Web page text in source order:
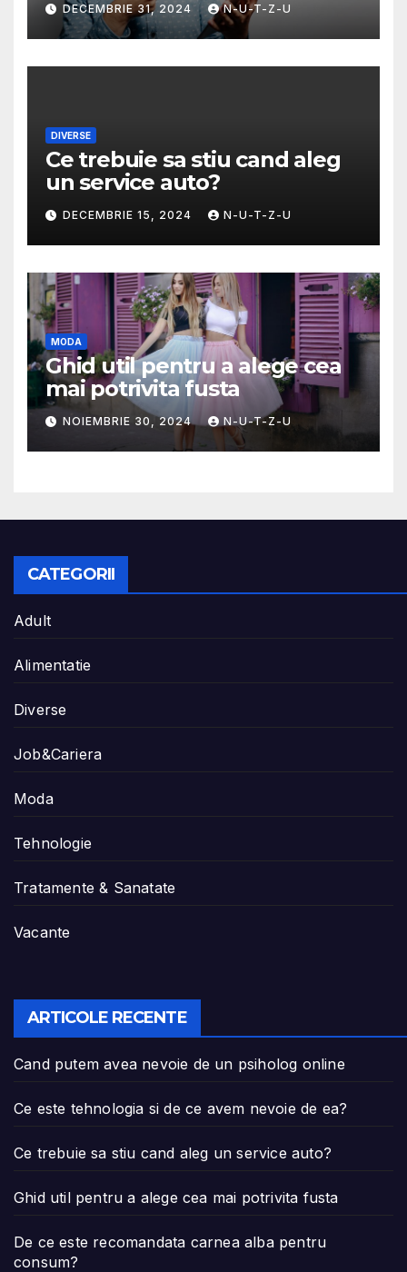
DECEMBRIE 31, 2024 N-U-T-Z-U
DIVERSE
Ce trebuie sa stiu cand aleg
un service auto?
DECEMBRIE 15, 2024 N-U-T-Z-U
MODA
Ghid util pentru a alege cea
mai potrivita fusta
NOIEMBRIE 30, 2024 N-U-T-Z-U
CATEGORII
Adult
Alimentatie
Diverse
Job&Cariera
Moda
Tehnologie
Tratamente & Sanatate
Vacante
ARTICOLE RECENTE
Cand putem avea nevoie de un psiholog online
Ce este tehnologia si de ce avem nevoie de ea?
Ce trebuie sa stiu cand aleg un service auto?
Ghid util pentru a alege cea mai potrivita fusta
De ce este recomandata carnea alba pentru
consum?